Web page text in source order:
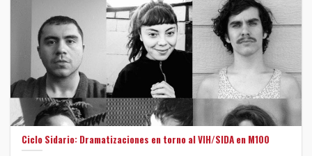
Ciclo Sidario: Dramatizaciones en torno al VIH/SIDA en M100